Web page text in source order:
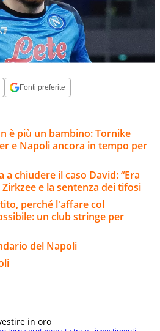
Fonti preferite
è più un bambino: Tornike
e Napoli ancora in tempo per
chiudere il caso David: “Era
Zirkzee e la sentenza dei tifosi
perché l'affare col
un club stringe per
del Napoli
in oro